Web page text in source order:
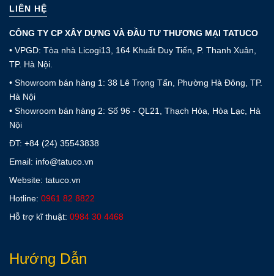
LIÊN HỆ
CÔNG TY CP XÂY DỰNG VÀ ĐẦU TƯ THƯƠNG MẠI TATUCO
• VPGD: Tòa nhà Licogi13, 164 Khuất Duy Tiến, P. Thanh Xuân,
TP. Hà Nội.
• Showroom bán hàng 1: 38 Lê Trọng Tấn, Phường Hà Đông, TP.
Hà Nội
• Showroom bán hàng 2: Số 96 - QL21, Thạch Hòa, Hòa Lạc, Hà
Nội
ĐT: +84 (24) 35543838
Email: info@tatuco.vn
Website: tatuco.vn
Hotline: 0961 82 8822
Hỗ trợ kĩ thuật: 0984 30 4468
Hướng Dẫn